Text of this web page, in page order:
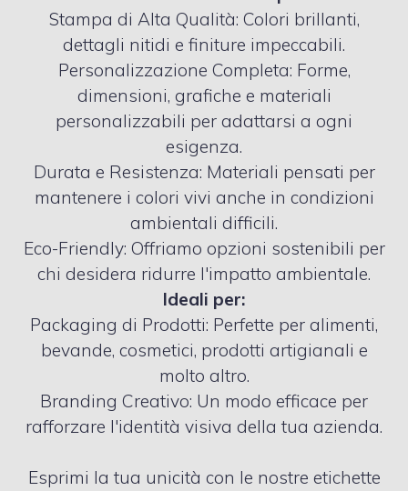
Stampa di Alta Qualità: Colori brillanti,
dettagli nitidi e finiture impeccabili.
Personalizzazione Completa: Forme,
dimensioni, grafiche e materiali
personalizzabili per adattarsi a ogni
esigenza.
Durata e Resistenza: Materiali pensati per
mantenere i colori vivi anche in condizioni
ambientali difficili.
Eco-Friendly: Offriamo opzioni sostenibili per
chi desidera ridurre l′impatto ambientale.
Ideali per:
Packaging di Prodotti: Perfette per alimenti,
bevande, cosmetici, prodotti artigianali e
molto altro.
Branding Creativo: Un modo efficace per
rafforzare l′identità visiva della tua azienda.
Esprimi la tua unicità con le nostre etichette